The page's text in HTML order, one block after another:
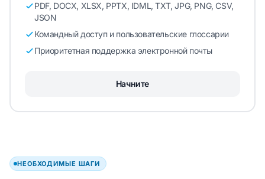
PDF, DOCX, XLSX, PPTX, IDML, TXT, JPG, PNG, CSV,
JSON
Командный доступ и пользовательские глоссарии
Приоритетная поддержка электронной почты
Начните
НЕОБХОДИМЫЕ ШАГИ